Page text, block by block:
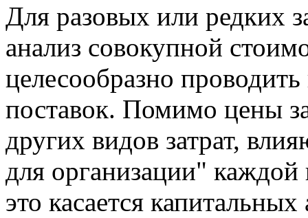
Для разовых или редких
анализ совокупной
целесообразно
поставок. Помимо цены
других видов затрат,
для организации"
это касается